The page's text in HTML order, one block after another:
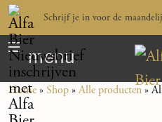
Schrijf je in voor de
menu
Home»Shop»Alle producten»